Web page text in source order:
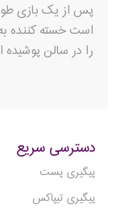
پس از یک بازی
است خسته کننده
را در سالن پوشیده
آن می چسبند.
آن ها را افزایش
دسترسی سریع
پیگیری پست
پیگیری تیپاکس